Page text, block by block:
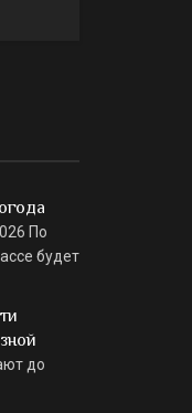
По
будет
до